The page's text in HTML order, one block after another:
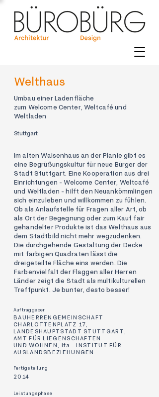
Welthaus
Im alten Waisenhaus an der Planie gibt es
eine Begrüßungskultur für neue Bürger der
Stadt Stuttgart. Eine Kooperation aus drei
Einrichtungen - Welcome Center, Weltcafé
und Weltladen - hilft den Neuankömmlingen
sich einzuleben und willkommen zu fühlen.
Ob als Anlaufstelle für Fragen aller Art, ob
als Ort der Begegnung oder zum Kauf fair
gehandelter Produkte ist das Welthaus aus
dem Stadtbild nicht mehr wegzudenken.
Die durchgehende Gestaltung der Decke
mit farbigen Quadraten lässt die
dreigeteilte Fläche eins werden. Die
Farbenvielfalt der Flaggen aller Herren
Länder zeigt die Stadt als multikulturellen
Treffpunkt. Je bunter, desto besser!
Umbau einer Ladenfläche
zum Welcome Center, Weltcafé und
Weltladen
Stuttgart
Auftraggeber
BAUHERRENGEMEINSCHAFT
CHARLOTTENPLATZ 17,
LANDESHAUPTSTADT STUTTGART,
AMT FÜR LIEGENSCHAFTEN
UND WOHNEN, ifa - INSTITUT FÜR
AUSLANDSBEZIEHUNGEN
Fertigstellung
2014
Leistungsphase